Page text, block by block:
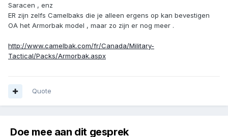
Saracen , enz
ER zijn zelfs Camelbaks die je alleen ergens op kan bevestigen
OA het Armorbak model , maar zo zijn er nog meer .
http://www.camelbak.com/fr/Canada/Military-
Tactical/Packs/Armorbak.aspx
Quote
Doe mee aan dit gesprek